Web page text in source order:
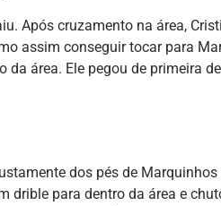
Após cruzamento na área,
assim conseguir tocar para
da área. Ele pegou de primeira
dos pés de
drible para dentro da área e